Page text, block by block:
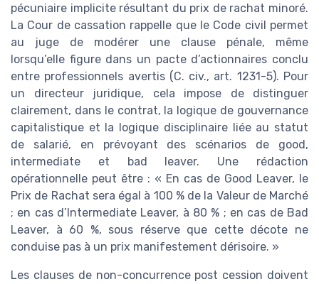
pécuniaire implicite résultant du prix de rachat minoré.
La Cour de cassation rappelle que le Code civil permet
au juge de modérer une clause pénale, même
lorsqu’elle figure dans un pacte d’actionnaires conclu
entre professionnels avertis (C. civ., art. 1231-5). Pour
un directeur juridique, cela impose de distinguer
clairement, dans le contrat, la logique de gouvernance
capitalistique et la logique disciplinaire liée au statut
de salarié, en prévoyant des scénarios de good,
intermediate et bad leaver. Une rédaction
opérationnelle peut être : « En cas de Good Leaver, le
Prix de Rachat sera égal à 100 % de la Valeur de Marché
; en cas d’Intermediate Leaver, à 80 % ; en cas de Bad
Leaver, à 60 %, sous réserve que cette décote ne
conduise pas à un prix manifestement dérisoire. »
Les clauses de non-concurrence post cession doivent